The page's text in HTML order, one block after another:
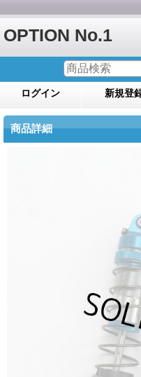
OPTION No.1
ログイン 新規登
商品詳細